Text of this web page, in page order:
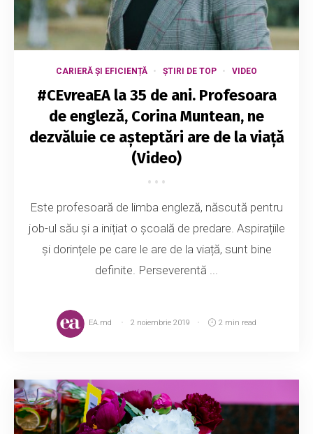
CARIERĂ ȘI EFICIENȚĂ ȘTIRI DE TOP VIDEO
#CEvreaEA la 35 de ani. Profesoara
de engleză, Corina Muntean, ne
dezvăluie ce așteptări are de la viață
(Video)
Este profesoară de limba engleză, născută pentru
job-ul său și a inițiat o școală de predare. Aspirațiile
și dorințele pe care le are de la viață, sunt bine
definite. Perseverentă ...
EA.md 2 noiembrie 2019 2 min read